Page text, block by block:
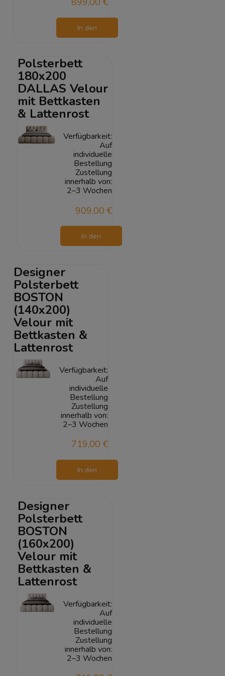
In den
Polsterbett
180x200
DALLAS Velour
mit Bettkasten
& Lattenrost
Verfügbarkeit:
Auf
individuelle
Bestellung
Zustellung
innerhalb von:
2–3 Wochen
909,00 €
In den
Designer
Polsterbett
BOSTON
(140x200)
Velour mit
Bettkasten &
Lattenrost
Verfügbarkeit:
Auf
individuelle
Bestellung
Zustellung
innerhalb von:
2–3 Wochen
719,00 €
In den
Designer
Polsterbett
BOSTON
(160x200)
Velour mit
Bettkasten &
Lattenrost
Verfügbarkeit:
Auf
individuelle
Bestellung
Zustellung
innerhalb von:
2–3 Wochen